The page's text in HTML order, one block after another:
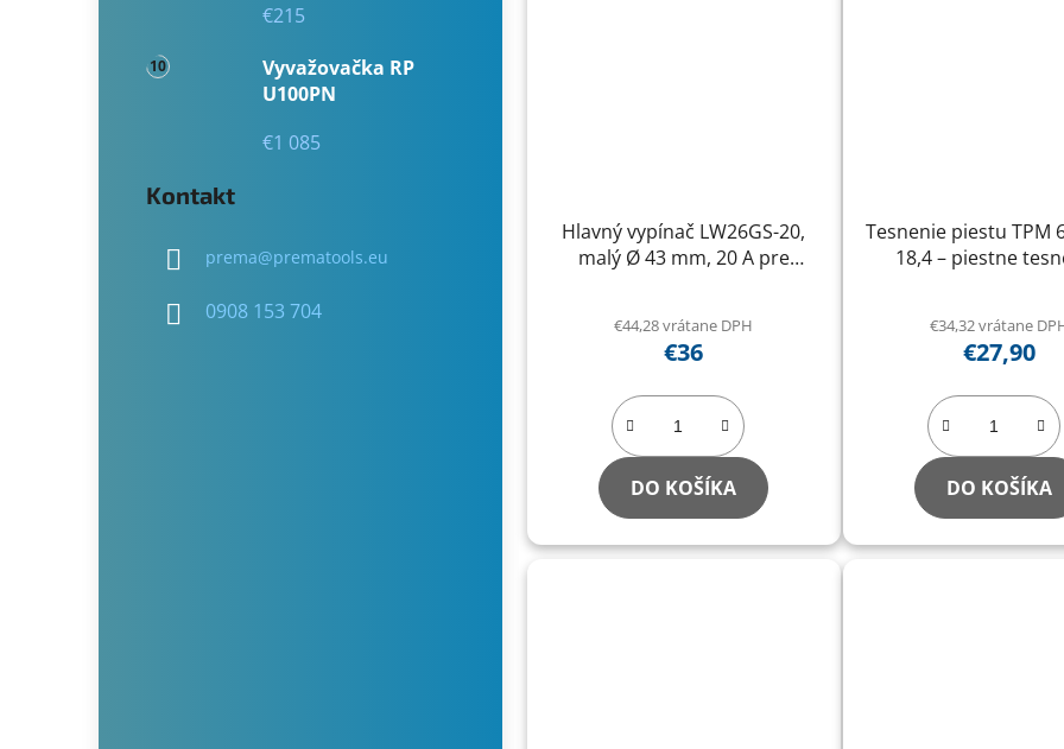
€215
Vyvažovačka RP
U100PN
€1 085
Kontakt
prema@prematools.eu
0908 153 704
Hlavný vypínač LW26GS-20,
malý Ø 43 mm, 20 A pre
€44,28 vrátane DPH
€36
DO KOŠÍKA
Tesnenie piestu TPM
18,4 – piestne
€34,32 vrátane
€27,90
DO KOŠÍKA